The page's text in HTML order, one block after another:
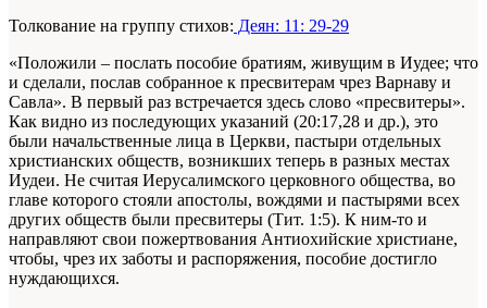
Толкование на группу стихов: Деян: 11: 29-29
«Положили – послать пособие братиям, живущим в Иудее; что
и сделали, послав собранное к пресвитерам чрез Варнаву и
Савла». В первый раз встречается здесь слово «пресвитеры».
Как видно из последующих указаний (20:17,28 и др.), это
были начальственные лица в Церкви, пастыри отдельных
христианских обществ, возникших теперь в разных местах
Иудеи. Не считая Иерусалимского церковного общества, во
главе которого стояли апостолы, вождями и пастырями всех
других обществ были пресвитеры (Тит. 1:5). К ним-то и
направляют свои пожертвования Антиохийские христиане,
чтобы, чрез их заботы и распоряжения, пособие достигло
нуждающихся.